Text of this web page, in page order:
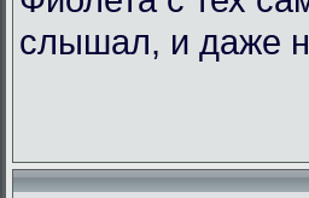
слышал, и даже